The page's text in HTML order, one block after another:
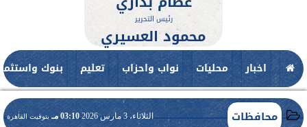
رئيس التحرير
محمود العسيري
اخبار محليات نواب واحزاب تعليم بنوك
محافظات الثلاثاء، 3 مارس 2026 03:10 مـ بتوقيت القاهرة